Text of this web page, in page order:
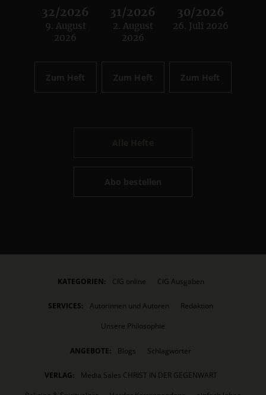
32/2026
:
9. August
2026
Zum Heft
31/2026
:
2. August
2026
Zum Heft
30/2026
:
26. Juli 2026
Zum Heft
Abo bestellen
KATEGORIEN: CIG online CIG Ausgaben
SERVICES: Autorinnen und Autoren
Redaktion
Unsere Philosophie
ANGEBOTE: Blogs Schlagwörter
VERLAG:
Media Sales CHRIST IN DER GEGENWART